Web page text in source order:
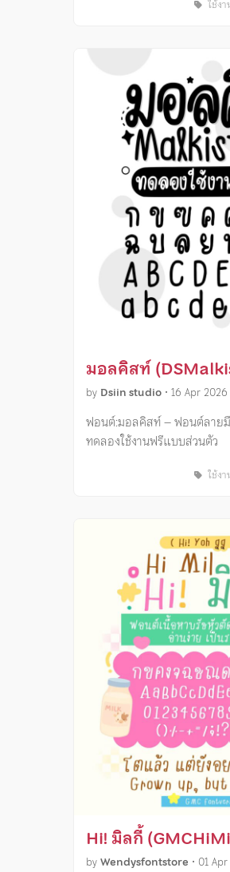
ใช้ง
มอลคิสท์
by Dsiin studio • 16 Apr 2026
ฟอนต์:มอลคิสท์ – ฟอนต์ลายมื
ทดลองใช้งานฟรีแบบส่วนตัว
ใช้ง
Hi! มิลกี้
byWendysfontstore • 01